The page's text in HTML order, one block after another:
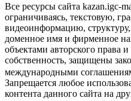
Все ресурсы сайта kazan.igc-
ограничиваясь, текстовую,
видеоинформацию,
доменное имя и фирменное
объектами авторского права
собственность, защищены
международными
Запрещается любое
контента данного сайта на